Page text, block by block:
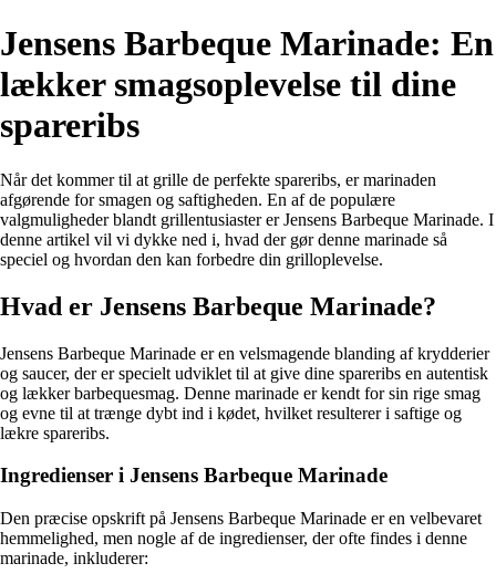
Jensens Barbeque Marinade: En
lækker smagsoplevelse til dine
spareribs
Når det kommer til at grille de perfekte spareribs, er marinaden
afgørende for smagen og saftigheden. En af de populære
valgmuligheder blandt grillentusiaster er Jensens Barbeque Marinade. I
denne artikel vil vi dykke ned i, hvad der gør denne marinade så
speciel og hvordan den kan forbedre din grilloplevelse.
Hvad er Jensens Barbeque Marinade?
Jensens Barbeque Marinade er en velsmagende blanding af krydderier
og saucer, der er specielt udviklet til at give dine spareribs en autentisk
og lækker barbequesmag. Denne marinade er kendt for sin rige smag
og evne til at trænge dybt ind i kødet, hvilket resulterer i saftige og
lækre spareribs.
Ingredienser i Jensens Barbeque Marinade
Den præcise opskrift på Jensens Barbeque Marinade er en velbevaret
hemmelighed, men nogle af de ingredienser, der ofte findes i denne
marinade, inkluderer: